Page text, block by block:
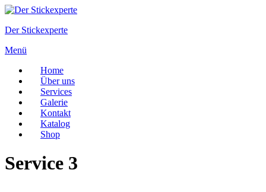
Zum
springen
Der Stickexperte
Menü
Home
Über uns
Services
Galerie
Kontakt
Katalog
Shop
Service 3